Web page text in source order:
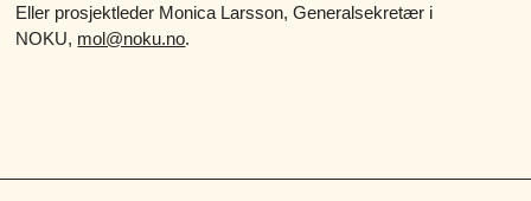
Eller prosjektleder Monica Larsson, Generalsekretær i
NOKU, mol@noku.no.